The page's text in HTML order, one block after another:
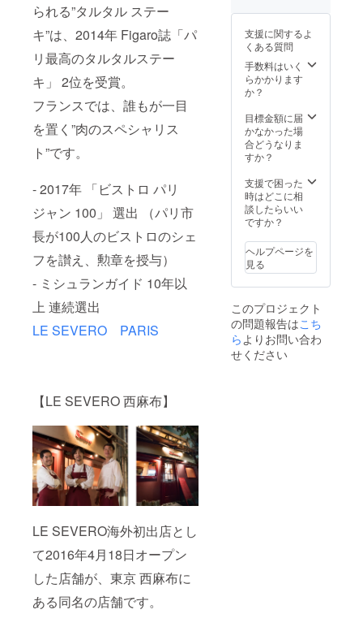
られる”タルタル ステー
キ”は、2014年 Figaro誌「パ
リ最高のタルタルステー
キ」 2位を受賞。
フランスでは、誰もが一目
を置く”肉のスペシャリス
ト”です。
- 2017年 「ビストロ パリ
ジャン 100」 選出 （パリ市
長が100人のビストロのシェ
フを讃え、勲章を授与）
- ミシュランガイド 10年以
上 連続選出
LE SEVERO PARIS
【LE SEVERO 西麻布】
LE SEVERO海外初出店とし
て2016年4月18日オープン
した店舗が、東京 西麻布に
ある同名の店舗です。
ト・
ド・ノ
ルマン
ディー
をメイ
ンにご
す。
手紙 ＊
2019年
4月29日
のみの
ご利用
となり
加料金
（10,00
0円/
ナー追
加も可
能で
す。お
加され
る場合
は合計
52,000
二人追
加され
る場合
は合計
62,000
テージ1
・入浴
無料券
×2 ・ス
ペシャ
ルモー
×2 ・次
回宿泊
20%OF
Fクーポ
礼のお
手紙 ＊
2019年
5月1日
ご利用
となり
ます。
＊
クイン
は14時
以降、
ディ
ナーは
支援に関するよ
くある質問
手数料はいく
らかかります
か？
目標金額に届
かなかった場
合どうなりま
すか？
支援で困った
時はどこに相
談したらいい
ですか？
ヘルプページを
見る
このプロジェクト
の問題報告はこち
らよりお問い合わ
せください